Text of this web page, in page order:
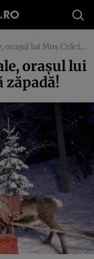
Crăciun rămâne fără zăpadă!
oraşul lui
zăpadă!